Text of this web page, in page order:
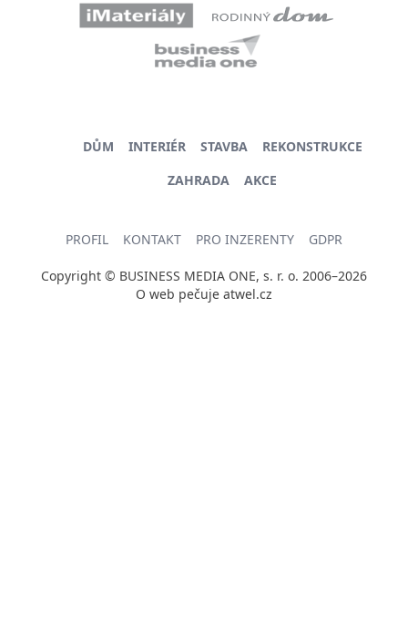
DŮM INTERIÉR STAVBA
REKONSTRUKCE
ZAHRADA
AKCE
PROFIL KONTAKT PRO INZERENTY GDPR
Copyright © BUSINESS MEDIA ONE, s. r. o. 2006–2026